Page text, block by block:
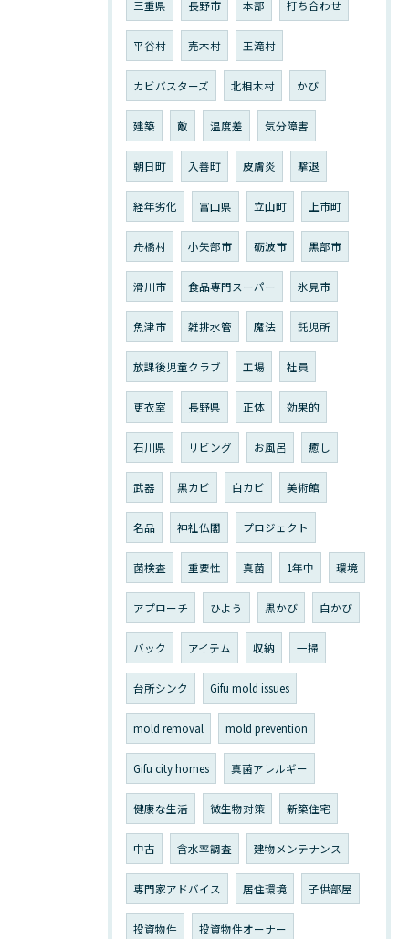
三重県 長野市 本部 打ち合わせ
平谷村 売木村 王滝村
カビバスターズ 北相木村 かび
建築 敵 温度差 気分障害
朝日町 入善町 皮膚炎 撃退
経年劣化 富山県 立山町 上市町
舟橋村 小矢部市 砺波市 黒部市
滑川市 食品専門スーパー 氷見市
魚津市 雑排水管 魔法 託児所
放課後児童クラブ 工場 社員
更衣室 長野県 正体 効果的
石川県 リビング お風呂 癒し
武器 黒カビ 白カビ 美術館
名品 神社仏閣 プロジェクト
菌検査 重要性 真菌 1年中 環境
アプローチ ひよう 黒かび 白かび
バック アイテム 収納 一掃
台所シンク Gifu mold issues
mold removal mold prevention
Gifu city homes 真菌アレルギー
健康な生活 微生物対策 新築住宅
中古 含水率調査 建物メンテナンス
専門家アドバイス 居住環境 子供部屋
投資物件 投資物件オーナー